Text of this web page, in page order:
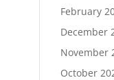
February
December
November
October